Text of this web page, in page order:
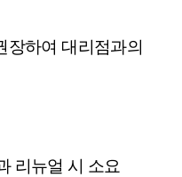
장하여 대리점과의
리뉴얼 시 소요